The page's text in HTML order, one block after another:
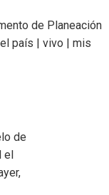
de Planeación
país | vivo | mis
de